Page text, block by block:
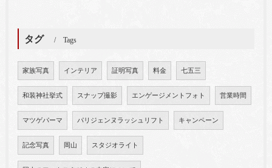
タグ Tags
家族写真 インテリア 証明写真 料金 七五三
和装神社挙式 スナップ撮影 エンゲージメントフォト 営業時間
マツゲパーマ パリジェンヌラッシュリフト キャンペーン
記念写真 岡山 スタジオライト